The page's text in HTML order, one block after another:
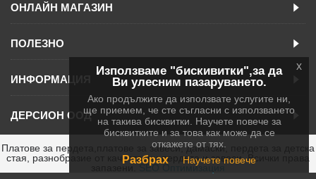
ОНЛАЙН МАГАЗИН
ПОЛЕЗНО
ИНФОРМАЦИЯ
ДЕРСИОН ООД
Платове за пердета,платове за завеси, дамаски, пердета за детска
стая, разнобразие от качествени пердета и завеси. Всички права
запазени.SEO Оптимизация
Използваме "бискивитки",за да
Ви улесним пазаруването.
Ако продължите да използвате услугите ни,
ще приемем, че сте съгласни с използването
на такива бисквитки. Научете повече за
бисквитките и за това как може да се
откажете от тях.
Разбрах Научете повече
x